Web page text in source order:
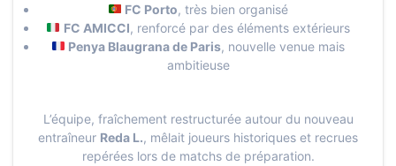
FC Porto, très bien organisé
FC AMICCI, renforcé par des éléments extérieurs
Penya Blaugrana de Paris, nouvelle venue mais
ambitieuse
L’équipe, fraîchement restructurée autour du nouveau
entraîneur Reda L., mêlait joueurs historiques et recrues
repérées lors de matchs de préparation.